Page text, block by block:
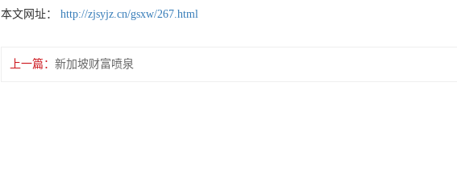
本文网址： http://zjsyjz.cn/gsxw/267.html
上一篇： 新加坡财富喷泉